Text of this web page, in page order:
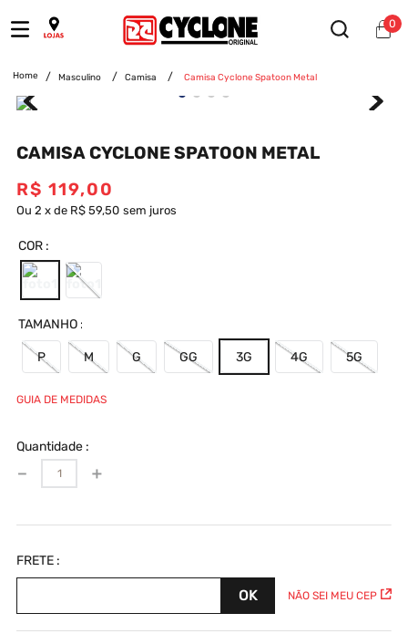
0
Masculino Camisa Camisa Cyclone Spatoon Metal
CAMISA CYCLONE SPATOON METAL
R$ 119,00
Ou 2 x de R$ 59,50 sem juros
COR
TAMANHO
P M G GG 3G 4G 5G
GUIA DE MEDIDAS
Quantidade
＋
－
NÃO SEI MEU CEP